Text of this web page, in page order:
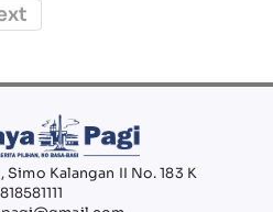
Simo Kalangan II No. 183 K